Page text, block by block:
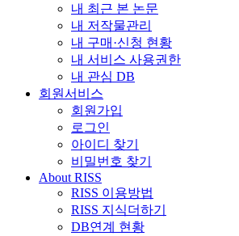
내 최근 본 논문
내 저작물관리
내 구매·신청 현황
내 서비스 사용권한
내 관심 DB
회원서비스
회원가입
로그인
아이디 찾기
비밀번호 찾기
About RISS
RISS 이용방법
RISS 지식더하기
DB연계 현황